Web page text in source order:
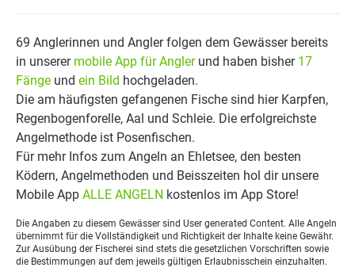
69 Anglerinnen und Angler folgen dem Gewässer bereits
in unserer mobile App für Anglerund haben bisher 17
Fänge und ein Bild hochgeladen.
Die am häufigsten gefangenen Fische sind hier Karpfen,
Regenbogenforelle, Aal und Schleie. Die erfolgreichste
Angelmethode ist Posenfischen.
Für mehr Infos zum Angeln an Ehletsee, den besten
Ködern, Angelmethoden und Beisszeiten hol dir unsere
Mobile App ALLE ANGELN kostenlos im App Store!
Die Angaben zu diesem Gewässer sind User generated Content. Alle Angeln
übernimmt für die Vollständigkeit und Richtigkeit der Inhalte keine Gewähr.
Zur Ausübung der Fischerei sind stets die gesetzlichen Vorschriften sowie
die Bestimmungen auf dem jeweils gültigen Erlaubnisschein einzuhalten.